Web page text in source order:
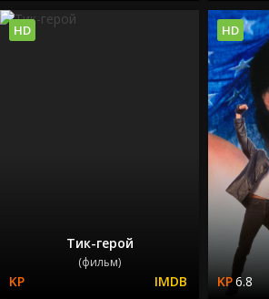
Тик-герой
(фильм)
HD
6.8
HD